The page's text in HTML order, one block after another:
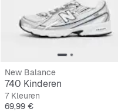
New Balance
740 Kinderen
7 Kleuren
Prijs
69,99 €